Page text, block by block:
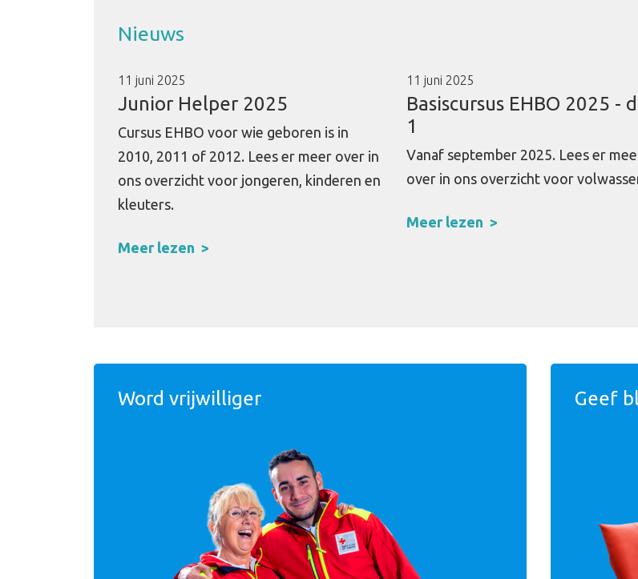
Nieuws
11 juni 2025
Junior Helper 2025
Cursus EHBO voor wie geboren is in
2010, 2011 of 2012. Lees er meer over in
ons overzicht voor jongeren, kinderen en
kleuters.
Meer lezen
11 juni 2025
Basiscursus EHBO 2025 -
1
Vanaf september 2025. Lees er
over in ons overzicht voor
Meer lezen
Word vrijwilliger Geef